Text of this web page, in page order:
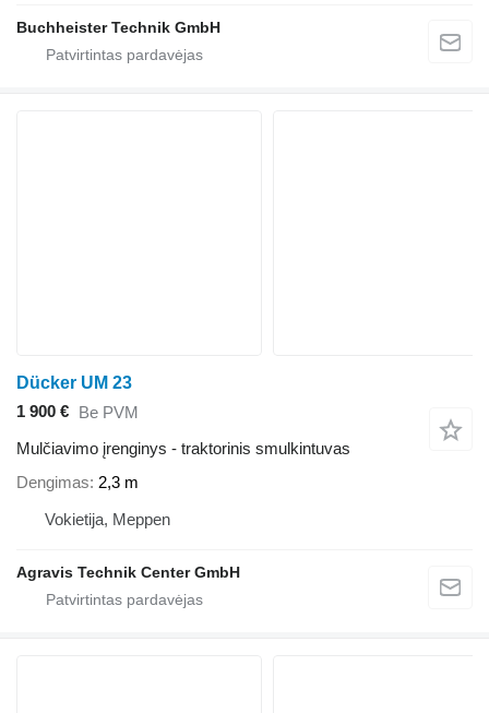
Buchheister Technik GmbH
Dücker UM 23
1 900 € Be PVM
Mulčiavimo įrenginys - traktorinis smulkintuvas
Dengimas 2,3 m
Vokietija, Meppen
Agravis Technik Center GmbH